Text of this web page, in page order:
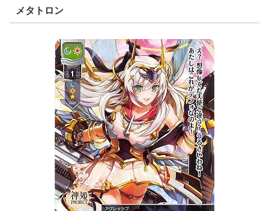
メタトロン